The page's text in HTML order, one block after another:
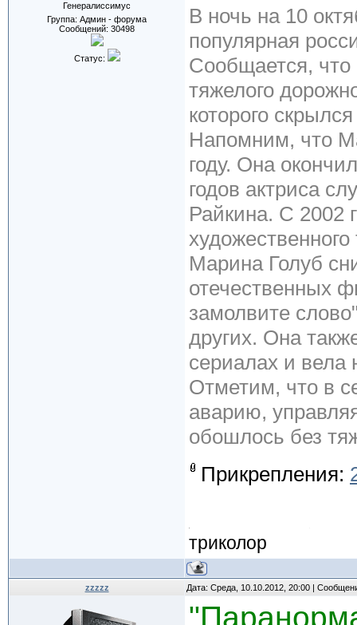
Генералиссимус
Группа: Админ - форума
Сообщений: 30498
Статус:
В ночь на 10
популярная
Сообщается, что
тяжелого
которого
Напомним, что
году. Она
годов актриса
Райкина. С 2002
Марина Голуб
отечественных
замолвите
других. Она
сериалах и вела
Отметим, что в
аварию,
обошлось без
Прикрепления:
триколор
zzzzz Дата: Среда, 10.10.2012, 20:00 |